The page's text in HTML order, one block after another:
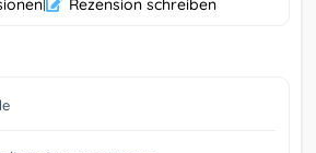
Rezension schreiben